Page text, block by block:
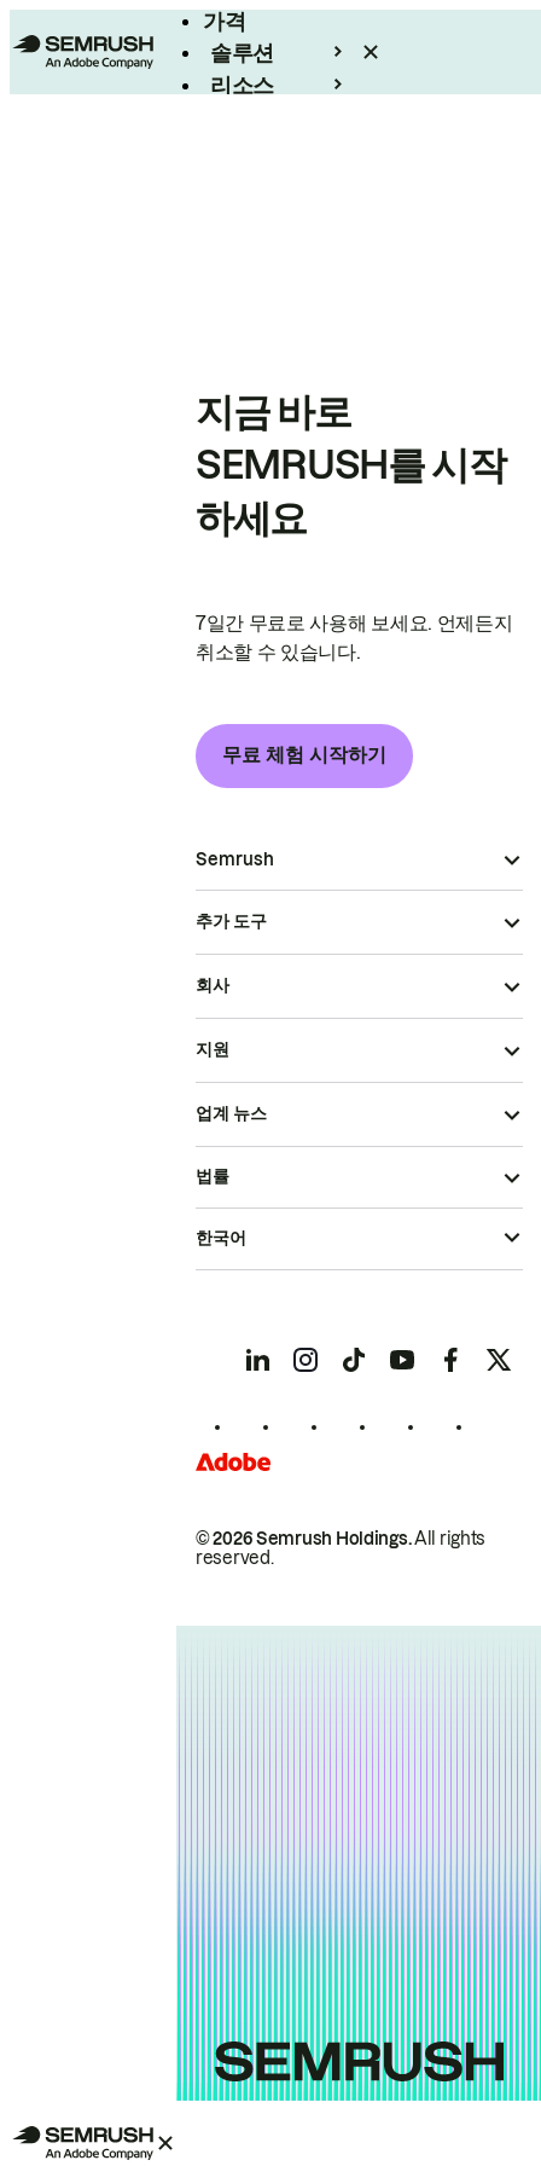
가격
솔루션
리소스
지금 바로
SEMRUSH를 시작
하세요
7일간 무료로 사용해 보세요. 언제든지
취소할 수 있습니다.
무료 체험 시작하기
Semrush
추가 도구
회사
지원
업계 뉴스
© 2026 Semrush Holdings.All rights
reserved.
법률
한국어